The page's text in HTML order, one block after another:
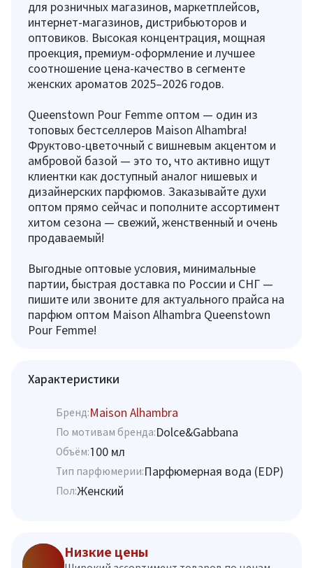
для розничных магазинов, маркетплейсов,
интернет-магазинов, дистрибьюторов и
оптовиков. Высокая концентрация, мощная
проекция, премиум-оформление и лучшее
соотношение цена-качество в сегменте
женских ароматов 2025–2026 годов.
Queenstown Pour Femme оптом — один из
топовых бестселлеров Maison Alhambra!
Фруктово-цветочный с вишневым акцентом и
амбровой базой — это то, что активно ищут
клиентки как доступный аналог нишевых и
дизайнерских парфюмов. Заказывайте духи
оптом прямо сейчас и пополните ассортимент
хитом сезона — свежий, женственный и очень
продаваемый!
Выгодные оптовые условия, минимальные
партии, быстрая доставка по России и СНГ —
пишите или звоните для актуального прайса на
парфюм оптом Maison Alhambra Queenstown
Pour Femme!
Характеристики
Бренд:Maison Alhambra
По мотивам бренда:Dolce&Gabbana
Объём:100 мл
Тип парфюмерии:Парфюмерная вода (EDP)
Пол:Женский
Низкие цены